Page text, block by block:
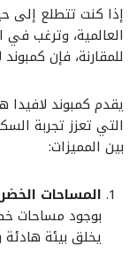
إذا كنت تتطلع إلى
العالمية، وترغب في
للمقارنة، فإن
يقدم كمبوند لافيدا
التي تعزز تجربة
بين المميزات:
المساحات
بوجود مساحات
يخلق بيئة